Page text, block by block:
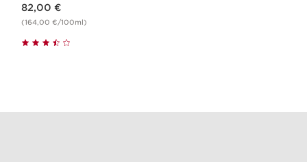
82,00 €
(164,00 €/100ml)